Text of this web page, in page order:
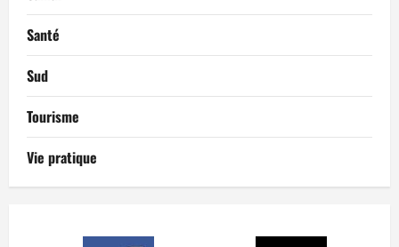
Santé
Sud
Tourisme
Vie pratique